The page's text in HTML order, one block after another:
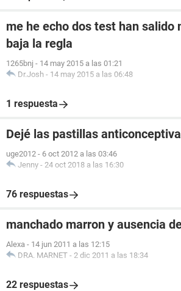
me he echo dos test han salido
baja la regla
1265bnj - 14 may 2015 a las 01:21
Dr.Josh - 14 may 2015 a las 06:48
1 respuesta
Dejé las pastillas
uge2012 - 6 oct 2012 a las 03:46
Jenny - 24 oct 2018 a las 16:30
76 respuestas
manchado marron y ausencia
Alexa - 14 jun 2011 a las 12:15
DRA. MARNET - 2 dic 2011 a las 18:34
22 respuestas